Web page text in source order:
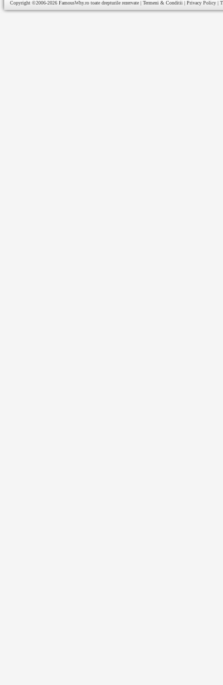
Copyright ©2006-2026 FamousWhy.ro toate drepturile rezervate | Termeni & Conditii | Privacy Policy |